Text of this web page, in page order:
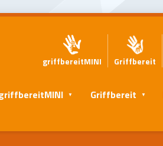
griffbereitMINI Griffbereit
Griffbereit